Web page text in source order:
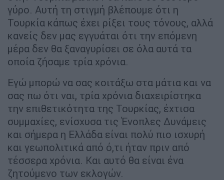
γύρο. Αυτή τη στιγμή βλέπουμε ότι η
Τουρκία κάπως έχει ρίξει τους τόνους, αλλά
κανείς δεν μας εγγυάται ότι την επόμενη
μέρα δεν θα ξαναγυρίσει σε όλα αυτά τα
οποία ζήσαμε τρία χρόνια.
Εγώ μπορώ να σας κοιτάξω στα μάτια και να
σας πω ότι ναι, τρία χρόνια διαχειρίστηκα
την επιθετικότητα της Τουρκίας, έχτισα
συμμαχίες, ενίσχυσα τις Ένοπλες Δυνάμεις
και σήμερα η Ελλάδα είναι πολύ πιο ισχυρή
και γεωπολιτικά από ό,τι ήταν πριν από
τέσσερα χρόνια. Και αυτό θα είναι ένα
ζητούμενο των εκλογών.